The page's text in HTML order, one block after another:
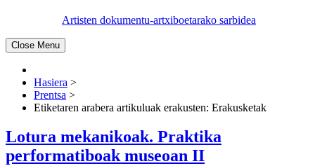
Artisten dokumentu-artxiboetarako sarbidea
Close Menu
Hasiera >
Prentsa >
Etiketaren arabera artikuluak erakusten: Erakusketak
Lotura mekanikoak. Praktika
performatiboak museoan II